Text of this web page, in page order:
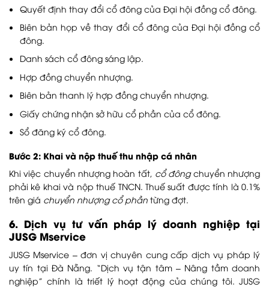
Quyết định thay đổi cổ đông của Đại hội đồng cổ đông.
Biên bản họp về thay đổi cổ đông của Đại hội đồng cổ
đông.
Danh sách cổ đông sáng lập.
Hợp đồng chuyển nhượng.
Biên bản thanh lý hợp đồng chuyển nhượng.
Giấy chứng nhận sở hữu cổ phần của cổ đông.
Sổ đăng ký cổ đông.
Bước 2: Khai và nộp thuế thu nhập cá nhân
Khi việc chuyển nhượng hoàn tất, cổ đôngchuyển nhượng
phải kê khai và nộp thuế TNCN. Thuế suất được tính là 0.1%
trên giá chuyển nhượng cổ phần từng đợt.
6. Dịch vụ tư vấn pháp lý doanh nghiệp tại
JUSG Mservice
JUSG Mservice – đơn vị chuyên cung cấp dịch vụ pháp lý
uy tín tại Đà Nẵng. “Dịch vụ tận tâm – Nâng tầm doanh
nghiệp” chính là triết lý hoạt động của chúng tôi. JUSG